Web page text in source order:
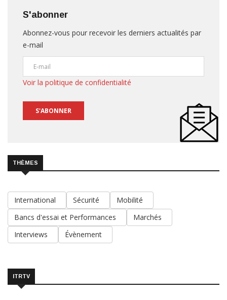
S'abonner
Abonnez-vous pour recevoir les derniers actualités par
e-mail
Voir la politique de confidentialité
S'ABONNER
THÈMES
International Sécurité
Mobilité
Bancs d'essai et Performances
Marchés
Interviews
Évènement
ITRTV